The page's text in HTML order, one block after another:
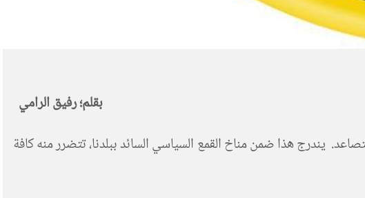
بقلم؛ رفيق الرامي
يندرج هذا ضمن مناخ القمع السياسي السائد ببلدنا، تتضرر منه كافة